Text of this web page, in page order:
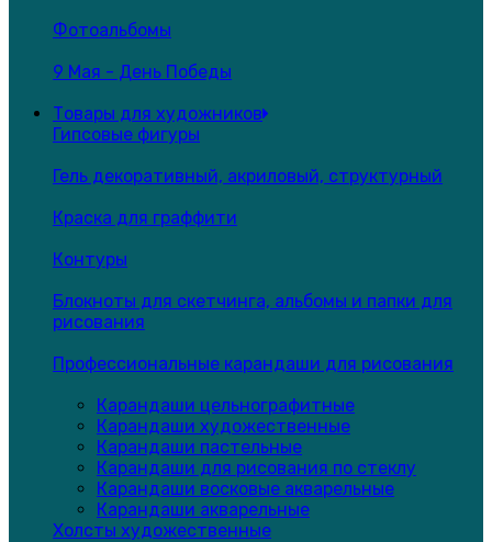
Фотоальбомы
9 Мая - День Победы
Товары для художников
Гипсовые фигуры
Гель декоративный, акриловый, структурный
Краска для граффити
Контуры
Блокноты для скетчинга, альбомы и папки для
рисования
Профессиональные карандаши для рисования
Карандаши цельнографитные
Карандаши художественные
Карандаши пастельные
Карандаши для рисования по стеклу
Карандаши восковые акварельные
Карандаши акварельные
Холсты художественные